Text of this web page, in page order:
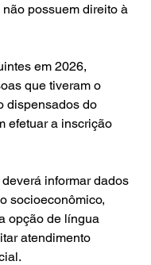
possuem direito à
em 2026,
que tiveram o
dispensados do
efetuar a inscrição
informar dados
socioeconômico,
opção de língua
atendimento